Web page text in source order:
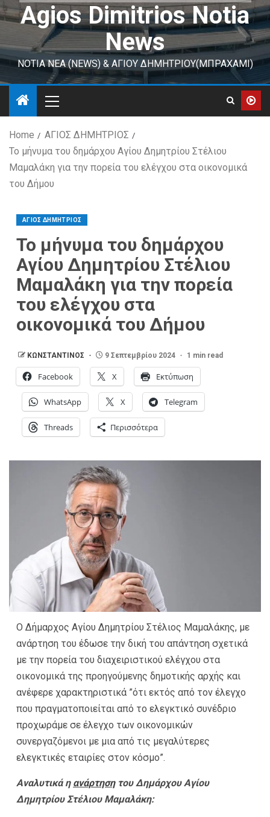
Agios Dimitrios Notia
News
ΝΟΤΙΑ ΝΕΑ (NEWS) & ΑΓΙΟΥ ΔΗΜΗΤΡΙΟΥ(ΜΠΡΑΧΑΜΙ)
Home
ΑΓΙΟΣ ΔΗΜΗΤΡΙΟΣ
Το μήνυμα του δημάρχου Αγίου Δημητρίου Στέλιου
Μαμαλάκη για την πορεία του ελέγχου στα οικονομικά
του Δήμου
ΑΓΙΟΣ ΔΗΜΗΤΡΙΟΣ
Το μήνυμα του δημάρχου
Αγίου Δημητρίου Στέλιου
Μαμαλάκη για την πορεία
του ελέγχου στα
οικονομικά του Δήμου
ΚΩΝΣΤΑΝΤΙΝΟΣ 9 Σεπτεμβρίου 2024 1 min read
Facebook X Εκτύπωση
WhatsApp X Telegram
Threads Περισσότερα
Ο Δήμαρχος Αγίου Δημητρίου Στέλιος Μαμαλάκης, με
ανάρτηση του έδωσε την δική του απάντηση σχετικά
με την πορεία του διαχειριστικού ελέγχου στα
οικονομικά της προηγούμενης δημοτικής αρχής και
ανέφερε χαρακτηριστικά ”ότι εκτός από τον έλεγχο
που πραγματοποιείται από το ελεγκτικό συνέδριο
προχωράμε σε έλεγχο των οικονομικών
συνεργαζόμενοι με μια από τις μεγαλύτερες
ελεγκτικές εταιρίες στον κόσμο”.
Αναλυτικά η ανάρτησητου Δημάρχου Αγίου
Δημητρίου Στέλιου Μαμαλάκη: